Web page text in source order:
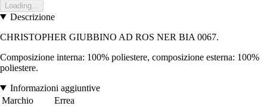
Loading...
Descrizione
CHRISTOPHER GIUBBINO AD ROS NER BIA 0067.
Composizione interna: 100% poliestere, composizione esterna: 100%
poliestere.
Informazioni aggiuntive
Marchio
Errea